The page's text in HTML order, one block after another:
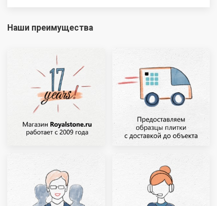
Наши преимущества